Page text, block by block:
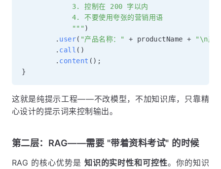
            3. 控制在 200 字以内
            4. 不要使用夸张的营销用语
            """
)
. user( "产品名称：" + productName +
"\n产
. call ( )
. content ( ) ;
}
这就是纯提示工程——不改模型，不加知识库，只靠精
心设计的提示词来控制输出。
第二层：RAG——需要 "带着资料考试" 的时候
RAG 的核心优势是 知识的实时性和可控性。你的知识